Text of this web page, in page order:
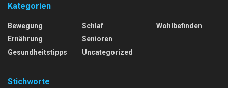
Kategorien
Bewegung
Ernährung
Gesundheitstipps
Schlaf
Senioren
Uncategorized
Wohlbefinden
Stichworte